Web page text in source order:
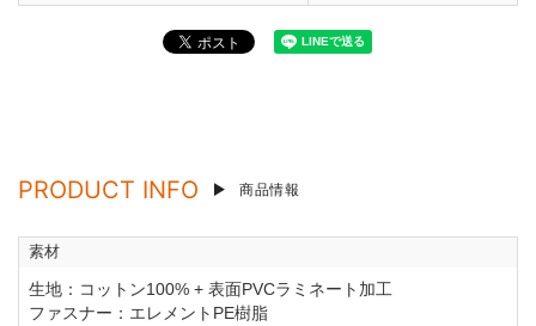
PRODUCT INFO 商品情報
素材
生地：コットン100% + 表面PVCラミネート加工
ファスナー：エレメントPE樹脂